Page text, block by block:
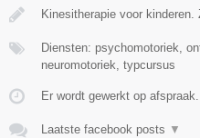
Kinesitherapie voor
Diensten: psychomotoriek,
neuromotoriek, typcursus
Er wordt gewerkt op afspraak.
Laatste facebook posts ▼